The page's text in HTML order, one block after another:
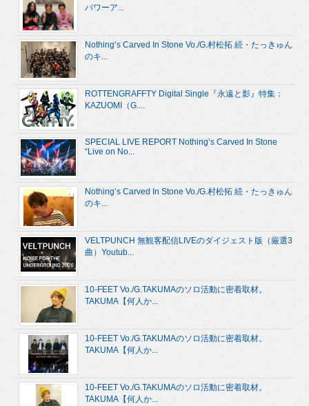
パワーア...
Nothing’s Carved In Stone Vo./G.村松拓 続・たっきゅん
のキ...
ROTTENGRAFFTY Digital Single『永遠と影』特集：
KAZUOMI（G....
SPECIAL LIVE REPORT Nothing’s Carved In Stone
“Live on No...
Nothing’s Carved In Stone Vo./G.村松拓 続・たっきゅん
のキ...
VELTPUNCH 無観客配信LIVEのダイジェスト版（厳選3
曲）Youtub...
10-FEET Vo./G.TAKUMAのソロ活動に密着取材。
TAKUMA【何人か...
10-FEET Vo./G.TAKUMAのソロ活動に密着取材。
TAKUMA【何人か...
10-FEET Vo./G.TAKUMAのソロ活動に密着取材。
TAKUMA【何人か...